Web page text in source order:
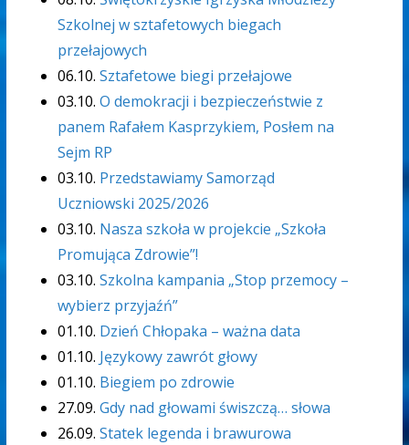
Szkolnej w sztafetowych biegach
przełajowych
06.10. Sztafetowe biegi przełajowe
03.10. O demokracji i bezpieczeństwie z
panem Rafałem Kasprzykiem, Posłem na
Sejm RP
03.10. Przedstawiamy Samorząd
Uczniowski 2025/2026
03.10. Nasza szkoła w projekcie „Szkoła
Promująca Zdrowie”!
03.10. Szkolna kampania „Stop przemocy –
wybierz przyjaźń”
01.10. Dzień Chłopaka – ważna data
01.10. Językowy zawrót głowy
01.10. Biegiem po zdrowie
27.09. Gdy nad głowami świszczą… słowa
26.09. Statek legenda i brawurowa